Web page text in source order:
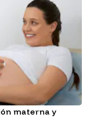
materna y